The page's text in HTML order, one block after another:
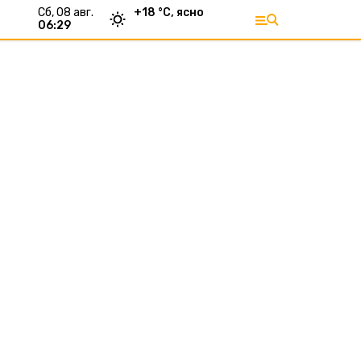
сб, 08 авг.
06:29
+18 °С, ясно